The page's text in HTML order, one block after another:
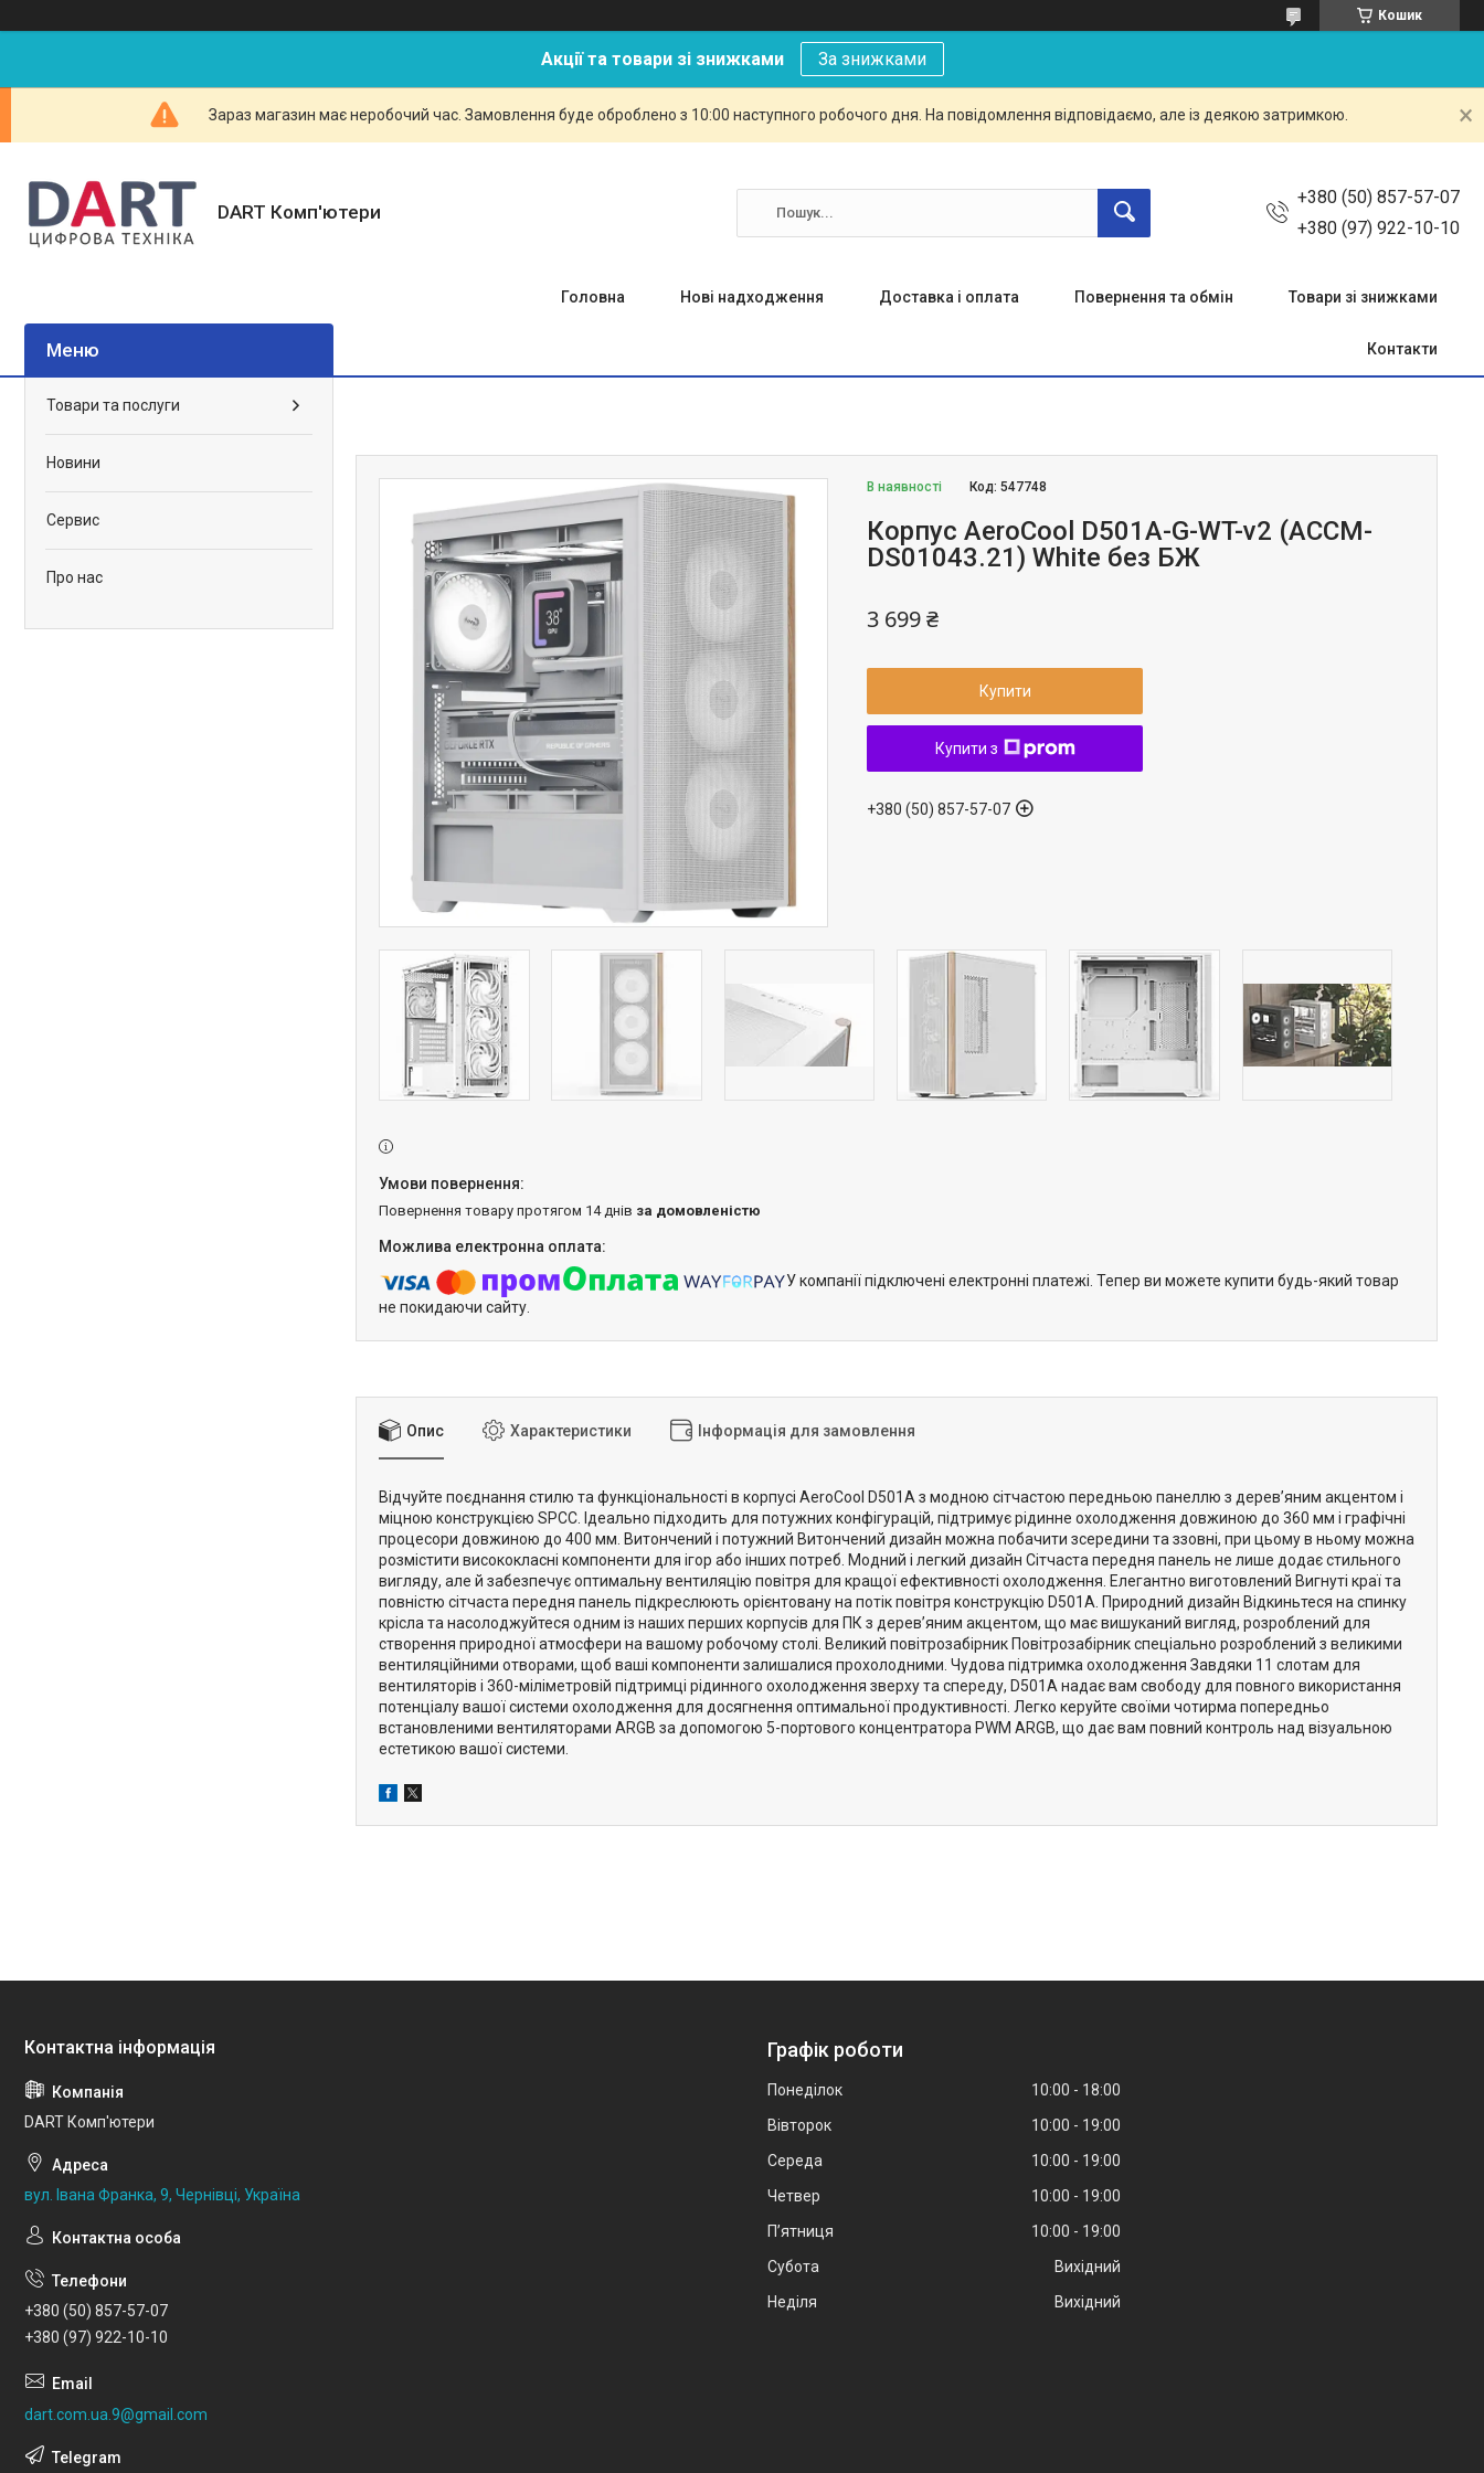
Кошик
Акції та товари зі знижками За знижками
Зараз магазин має неробочий час. Замовлення буде оброблено з 10:00 наступного робочого дня. На повідомлення відповідаємо, але із деякою затримкою.
DART Комп'ютери
+380 (50) 857-57-07
+380 (97) 922-10-10
Головна Нові надходження Доставка і оплата Повернення та обмін Товари зі знижками
Контакти
В наявності Код:547748
Корпус AeroCool D501A-G-WT-v2 (ACCM-
DS01043.21) White без БЖ
3 699 ₴
Купити
Купити з
+380 (50) 857-57-07
повернення товару протягом 14 днів за домовленістю
У компанії підключені електронні платежі. Тепер ви можете купити будь-який товар
не покидаючи сайту.
Опис Характеристики Інформація для замовлення
Відчуйте поєднання стилю та функціональності в корпусі AeroCool D501A з модною сітчастою передньою панеллю з дерев’яним акцентом і
міцною конструкцією SPCC. Ідеально підходить для потужних конфігурацій, підтримує рідинне охолодження довжиною до 360 мм і графічні
процесори довжиною до 400 мм. Витончений і потужний Витончений дизайн можна побачити зсередини та ззовні, при цьому в ньому можна
розмістити висококласні компоненти для ігор або інших потреб. Модний і легкий дизайн Сітчаста передня панель не лише додає стильного
вигляду, але й забезпечує оптимальну вентиляцію повітря для кращої ефективності охолодження. Елегантно виготовлений Вигнуті краї та
повністю сітчаста передня панель підкреслюють орієнтовану на потік повітря конструкцію D501A. Природний дизайн Відкиньтеся на спинку
крісла та насолоджуйтеся одним із наших перших корпусів для ПК з дерев’яним акцентом, що має вишуканий вигляд, розроблений для
створення природної атмосфери на вашому робочому столі. Великий повітрозабірник Повітрозабірник спеціально розроблений з великими
вентиляційними отворами, щоб ваші компоненти залишалися прохолодними. Чудова підтримка охолодження Завдяки 11 слотам для
вентиляторів і 360-міліметровій підтримці рідинного охолодження зверху та спереду, D501A надає вам свободу для повного використання
потенціалу вашої системи охолодження для досягнення оптимальної продуктивності. Легко керуйте своїми чотирма попередньо
встановленими вентиляторами ARGB за допомогою 5-портового концентратора PWM ARGB, що дає вам повний контроль над візуальною
естетикою вашої системи.
Товари та послуги
Новини
Сервис
Про нас
DART Комп'ютери
вул. Івана Франка, 9, Чернівці, Україна
+380 (50) 857-57-07
+380 (97) 922-10-10
dart.com.ua.9@gmail.com
Графік роботи
Понеділок 10:00
18:00
Вівторок
10:00
19:00
Середа
10:00
19:00
Четвер
10:00
19:00
Пʼятниця
10:00
19:00
Субота
Вихідний
Неділя
Вихідний